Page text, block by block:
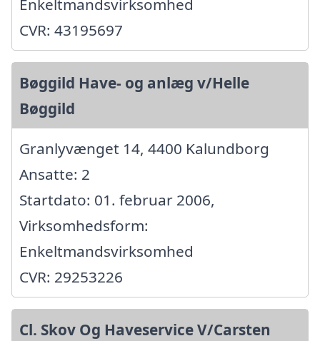
Enkeltmandsvirksomhed
CVR: 43195697
Bøggild Have- og anlæg v/Helle
Bøggild
Granlyvænget 14, 4400 Kalundborg
Ansatte: 2
Startdato: 01. februar 2006,
Virksomhedsform:
Enkeltmandsvirksomhed
CVR: 29253226
Cl. Skov Og Haveservice V/Carsten